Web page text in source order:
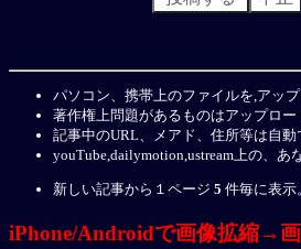
パソコン、携帯上のファイルを,アッ
著作権上問題があるものはアップロ
記事中のURL、メアド、住所等は自動
youTube,dailymotion,ustream上の、
新しい記事から１ページ 5 件毎に表示
iPhone/Androidで画像拡縮→